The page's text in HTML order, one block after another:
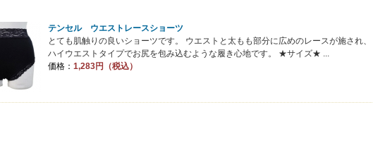
テンセル ウエストレースショーツ
とても肌触りの良いショーツです。 ウエストと太もも部分に広めのレースが施され、
ハイウエストタイプでお尻を包み込むような履き心地です。 ★サイズ★ ...
価格： 1,283円（税込）